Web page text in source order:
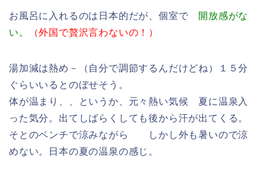
お風呂に入れるのは日本的だが、個室で
開放感がな
い。
（外国で贅沢言わないの！）
湯加減は熱め－（自分で調節するんだけどね）１５分
ぐらいいるとのぼせそう。
体が温まり、、というか、元々熱い気候 夏に温泉入
った気分。出てしばらくしても後から汗が出てくる。
そとのベンチで涼みながら しかし外も暑いので涼
めない。日本の夏の温泉の感じ。